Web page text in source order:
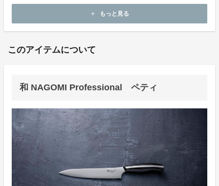
add もっと見る
このアイテムについて
和 NAGOMI Professional ペティ